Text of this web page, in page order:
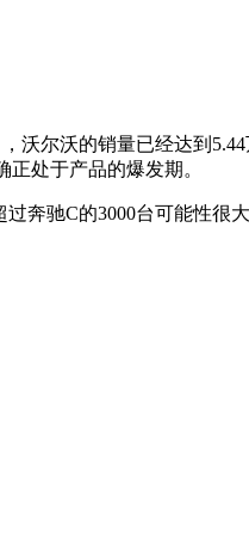
沃尔沃的销量已经达到
处于产品的爆发期。
奔驰C的3000台可能性很